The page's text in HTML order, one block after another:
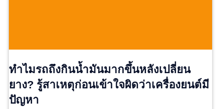
ทำไมรถถึงกินน้ำมันมากขึ้นหลังเปลี่ยน
ยาง? รู้สาเหตุก่อนเข้าใจผิดว่าเครื่องยนต์มี
ปัญหา